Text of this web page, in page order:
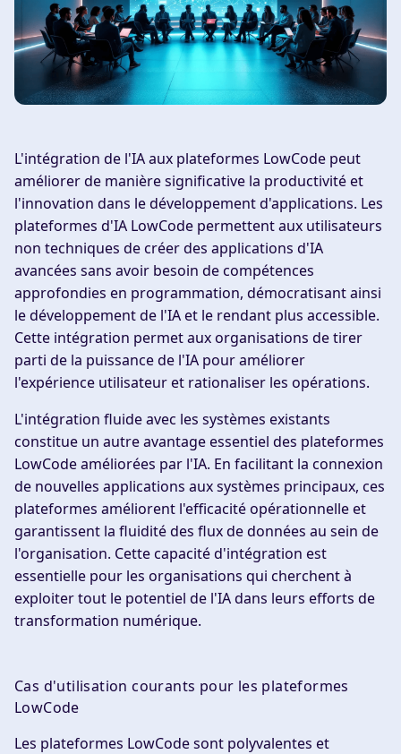
L'intégration de l'IA aux plateformes LowCode peut
améliorer de manière significative la productivité et
l'innovation dans le développement d'applications. Les
plateformes d'IA LowCode permettent aux utilisateurs
non techniques de créer des applications d'IA
avancées sans avoir besoin de compétences
approfondies en programmation, démocratisant ainsi
le développement de l'IA et le rendant plus accessible.
Cette intégration permet aux organisations de tirer
parti de la puissance de l'IA pour améliorer
l'expérience utilisateur et rationaliser les opérations.
L'intégration fluide avec les systèmes existants
constitue un autre avantage essentiel des plateformes
LowCode améliorées par l'IA. En facilitant la connexion
de nouvelles applications aux systèmes principaux, ces
plateformes améliorent l'efficacité opérationnelle et
garantissent la fluidité des flux de données au sein de
l'organisation. Cette capacité d'intégration est
essentielle pour les organisations qui cherchent à
exploiter tout le potentiel de l'IA dans leurs efforts de
transformation numérique.
Cas d'utilisation courants pour les plateformes
LowCode
Les plateformes LowCode sont polyvalentes et